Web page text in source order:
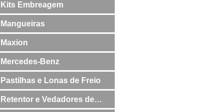
Kits Embreagem
Mangueiras
Maxion
Mercedes-Benz
Pastilhas e Lonas de Freio
Retentor e Vedadores de